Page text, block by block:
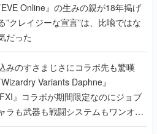
Online』の生みの親が18年掲げ
”クレイジーな宣言”は、比喩ではな
だった
みのすさまじさにコラボ先も驚嘆
Variants Daphne』
』コラボが期間限定なのにジョブ
ラも武器も戦闘システムもワンオフ
込まれた理由を両ディレクターに聞